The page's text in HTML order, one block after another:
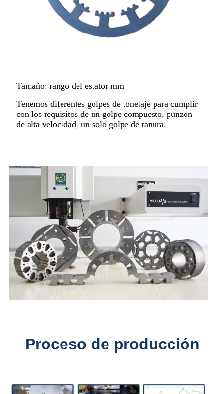
Tamaño: rango del estator mm
Tenemos diferentes golpes de tonelaje para cumplir
con los requisitos de un golpe compuesto, punzón
de alta velocidad, un solo golpe de ranura.
Proceso de producción